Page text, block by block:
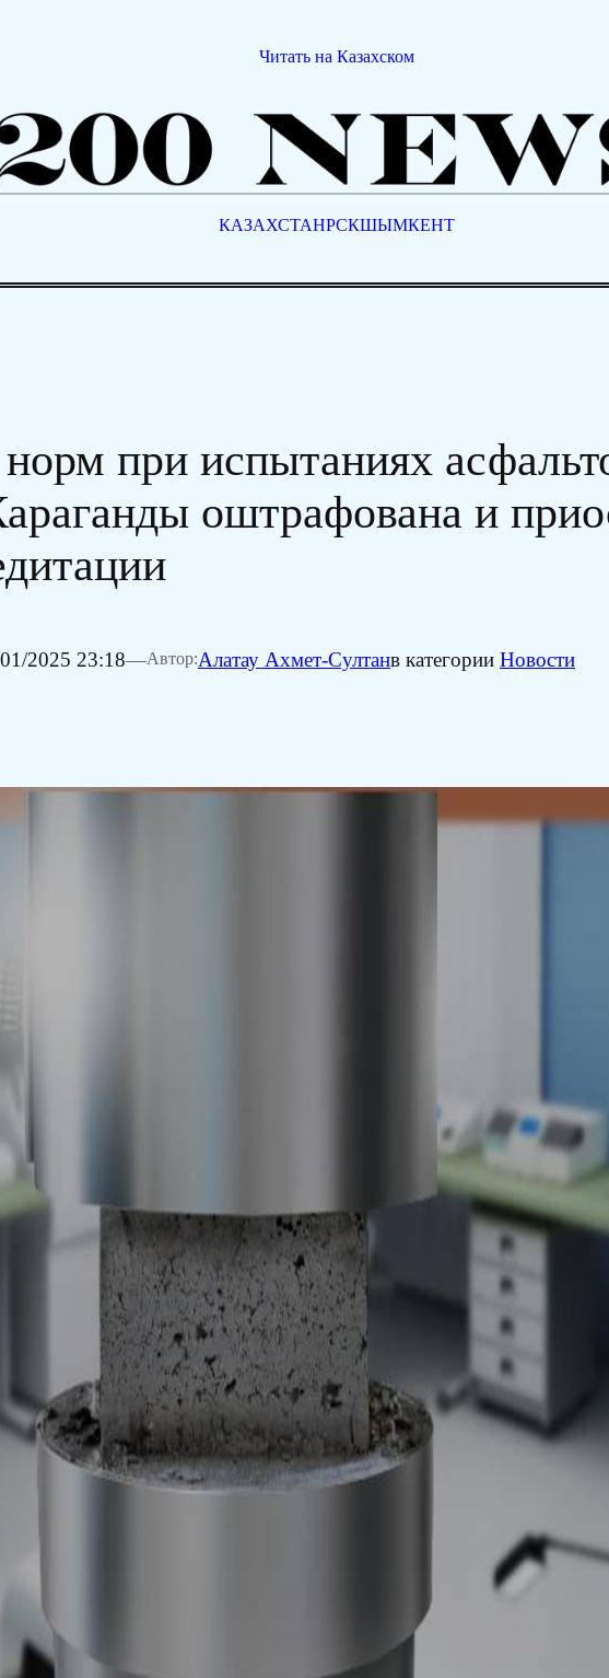
Читать на Казахском
КАЗАХСТАНРСКШЫМКЕНТ
при испытаниях
оштрафована и
2025 23:18—Автор:Алатау Ахмет-Султанв категории Новости